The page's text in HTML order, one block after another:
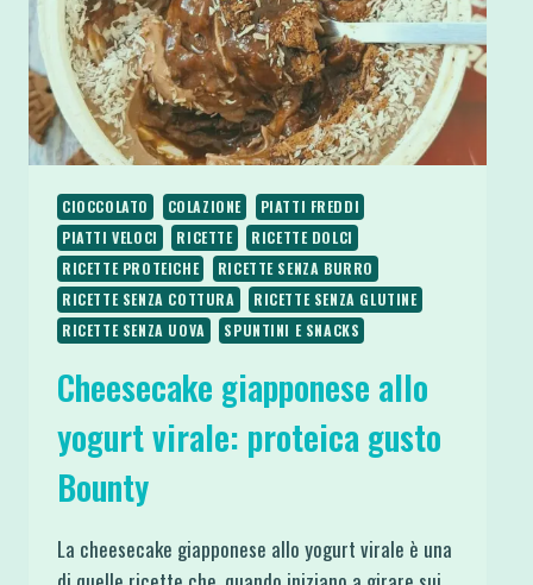
CIOCCOLATO COLAZIONE
PIATTI FREDDI
PIATTI VELOCI
RICETTE
RICETTE DOLCI
RICETTE PROTEICHE
RICETTE SENZA BURRO
RICETTE SENZA COTTURA
RICETTE SENZA GLUTINE
RICETTE SENZA UOVA
SPUNTINI E SNACKS
Cheesecake giapponese allo
yogurt virale: proteica gusto
Bounty
La cheesecake giapponese allo yogurt virale è una